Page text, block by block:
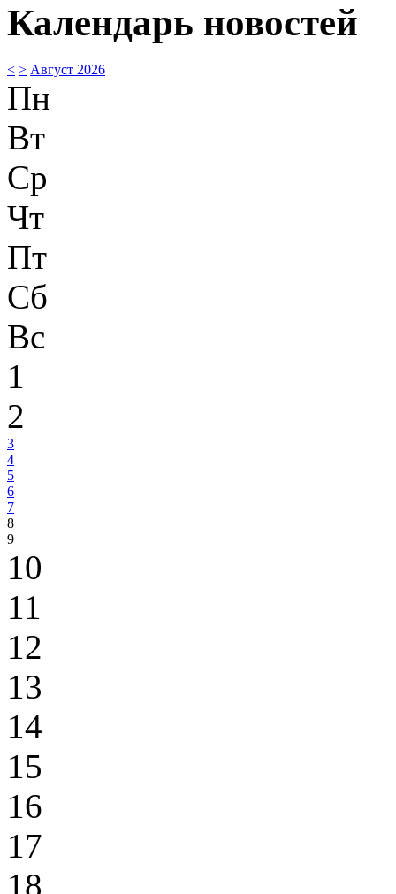
Календарь новостей
< > Август 2026
Пн
Вт
Ср
Чт
Пт
Сб
Вс
1
2
3
4
5
6
7
8
9
10
11
12
13
14
15
16
17
18